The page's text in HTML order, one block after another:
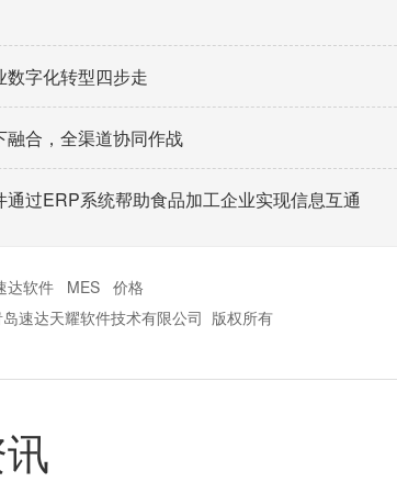
数字化转型四步走
融合，全渠道协同作战
通过ERP系统帮助食品加工企业实现信息互通
达软件 MES 价格
速达天耀软件技术有限公司 版权所有